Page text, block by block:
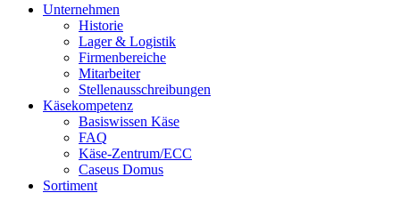
Unternehmen
Historie
Lager & Logistik
Firmenbereiche
Mitarbeiter
Stellenausschreibungen
Käsekompetenz
Basiswissen Käse
FAQ
Käse-Zentrum/ECC
Caseus Domus
Sortiment